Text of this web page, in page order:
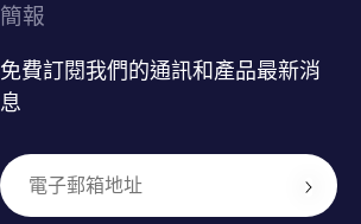
簡報
免費訂閱我們的通訊和產品最新消
息